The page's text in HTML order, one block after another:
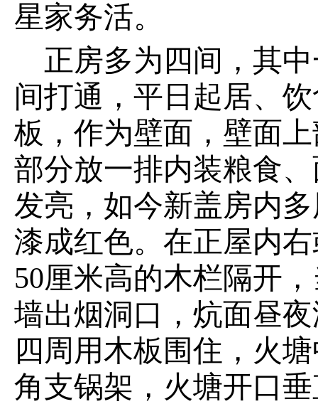
星家务活。
正房多为四间，其
间打通，平日起居、
板，作为壁面，壁面
部分放一排内装粮食
发亮，如今新盖房内
漆成红色。在正屋内
50厘米高的木栏隔开
墙出烟洞口，炕面昼
四周用木板围住，火
角支锅架，火塘开口